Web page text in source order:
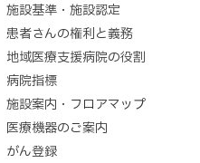
施設基準・施設認定
患者さんの権利と義務
地域医療支援病院の役割
病院指標
施設案内・フロアマップ
医療機器のご案内
がん登録